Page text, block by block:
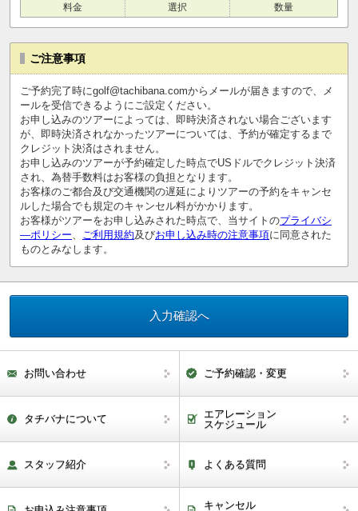
料金
選択 数量
ご注意事項
ご予約完了時にgolf@tachibana.comからメールが届きますので、メ
ールを受信できるようにご設定ください。
お申し込みのツアーによっては、即時決済されない場合ございます
が、即時決済されなかったツアーについては、予約が確定するまで
クレジット決済はされません。
お申し込みのツアーが予約確定した時点でUSドルでクレジット決済
され、為替手数料はお客様の負担となります。
お客様のご都合及び交通機関の遅延によりツアーの予約をキャンセ
ルした場合でも規定のキャンセル料がかかります。
お客様がツアーをお申し込みされた時点で、当サイトのプライバシ
―ポリシー
ご利用規約及びお申し込み時の注意事項に同意された
ものとみなします。
お問い合わせ ご予約確認・変更
タチバナについて
エアレーション
スケジュール
スタッフ紹介 よくある質問
キャンセル